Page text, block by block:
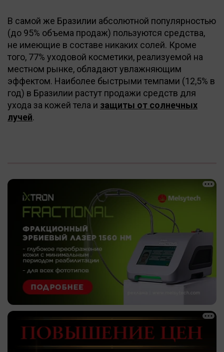
В самой же Бразилии абсолютной популярностью
(до 95% объема продаж) пользуются средства,
не имеющие в составе никаких солей. Кроме
того, 77% уходовой косметики, реализуемой на
местном рынке, обладают увлажняющим
эффектом. Наиболее быстрыми темпами (12,5% в
год) в Бразилии растут продажи средств для
ухода за кожей тела и защиты от солнечных
лучей.